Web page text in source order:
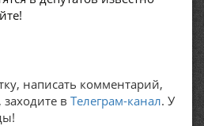
написать комментарий,
заходите в Телеграм-канал. У